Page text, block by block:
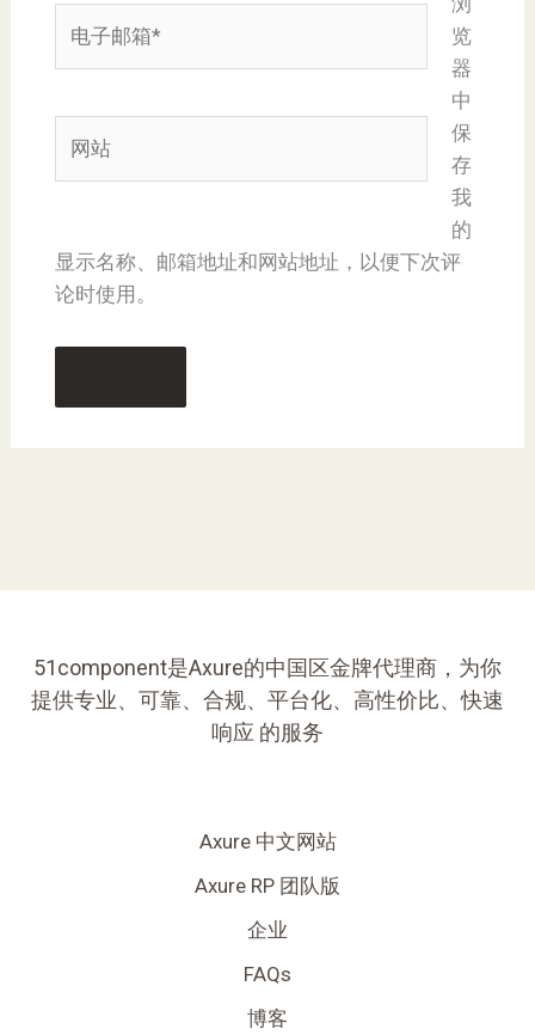
箱
站
览
器
中
保
存
我
的
显示名称、邮箱地址和网站地址，以便下次评
论时使用。
51component是Axure的中国区金牌代理商，为你
提供专业、可靠、合规、平台化、高性价比、快速
响应 的服务
Axure 中文网站
Axure RP 团队版
企业
FAQs
博客